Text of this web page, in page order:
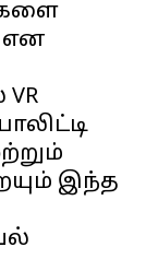
என
இந்த